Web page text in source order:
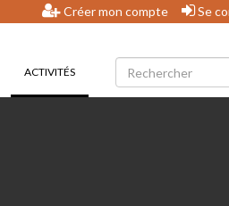
Créer mon compte Se
ACTIVITÉS(CURRENT)